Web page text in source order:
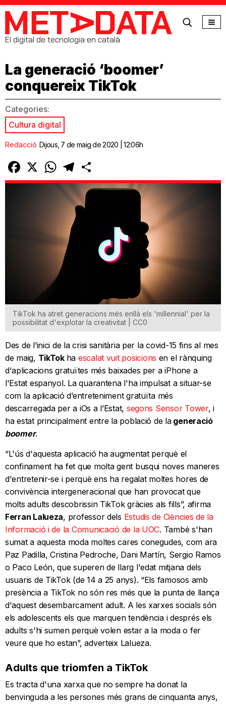
MetaData
El digital de tecnologia en català
La generació ‘boomer’
conquereix TikTok
Categories:
Cultura digital
Redacció Dijous, 7 de maig de 2020 | 12:06h
Facebook
X WhatsAppTelegram
TikTok ha atret generacions més enllà els 'millennial' per la
possibilitat d'explotar la creativitat | CC0
Des de l’inici de la crisi sanitària per la covid-15 fins al mes
de maig, TikTok ha escalat vuit posicions en el rànquing
d'aplicacions gratuïtes més baixades per a iPhone a
l'Estat espanyol. La quarantena l'ha impulsat a situar-se
com la aplicació d’entreteniment gratuïta més
descarregada per a iOs a l’Estat, segons Sensor Tower, i
ha estat principalment entre la població de lageneració
boomer.
“L'ús d'aquesta aplicació ha augmentat perquè el
confinament ha fet que molta gent busqui noves maneres
d'entretenir-se i perquè ens ha regalat moltes hores de
convivència intergeneracional que han provocat que
molts adults descobrissin TikTok gràcies als fills”, afirma
Ferran Lalueza, professor dels Estudis de Ciències de la
Informació i de la Comunicació de la UOC. També s'han
sumat a aquesta moda moltes cares conegudes, com ara
Paz Padilla, Cristina Pedroche, Dani Martín, Sergio Ramos
o Paco León, que superen de llarg l'edat mitjana dels
usuaris de TikTok (de 14 a 25 anys). “Els famosos amb
presència a TikTok no són res més que la punta de llança
d'aquest desembarcament adult. A les xarxes socials són
els adolescents els que marquen tendència i després els
adults s'hi sumen perquè volen estar a la moda o fer
veure que ho estan”, adverteix Lalueza.
Adults que triomfen a TikTok
Es tracta d'una xarxa que no sempre ha donat la
benvinguda a les persones més grans de cinquanta anys,